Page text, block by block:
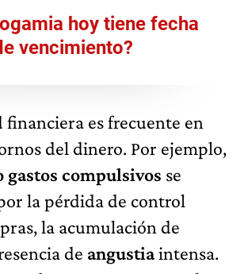
hoy tiene fecha
vencimiento?
es frecuente en
del dinero. Por ejemplo,
gastos compulsivos se
la pérdida de control
la acumulación de
de angustiaintensa.